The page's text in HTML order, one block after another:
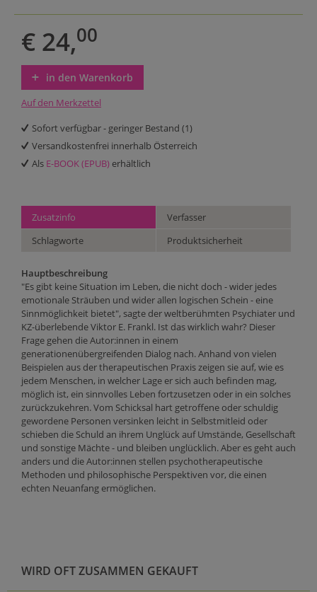
€ 24,00
in den Warenkorb
Auf den Merkzettel
Sofort verfügbar - geringer Bestand (1)
Versandkostenfrei innerhalb Österreich
Als E-BOOK (EPUB) erhältlich
Zusatzinfo
Verfasser
Schlagworte
Produktsicherheit
Hauptbeschreibung
"Es gibt keine Situation im Leben, die nicht doch - wider jedes
emotionale Sträuben und wider allen logischen Schein - eine
Sinnmöglichkeit bietet", sagte der weltberühmten Psychiater und
KZ-überlebende Viktor E. Frankl. Ist das wirklich wahr? Dieser
Frage gehen die Autor:innen in einem
generationenübergreifenden Dialog nach. Anhand von vielen
Beispielen aus der therapeutischen Praxis zeigen sie auf, wie es
jedem Menschen, in welcher Lage er sich auch befinden mag,
möglich ist, ein sinnvolles Leben fortzusetzen oder in ein solches
zurückzukehren. Vom Schicksal hart getroffene oder schuldig
gewordene Personen versinken leicht in Selbstmitleid oder
schieben die Schuld an ihrem Unglück auf Umstände, Gesellschaft
und sonstige Mächte - und bleiben unglücklich. Aber es geht auch
anders und die Autor:innen stellen psychotherapeutische
Methoden und philosophische Perspektiven vor, die einen
echten Neuanfang ermöglichen.
WIRD OFT ZUSAMMEN GEKAUFT